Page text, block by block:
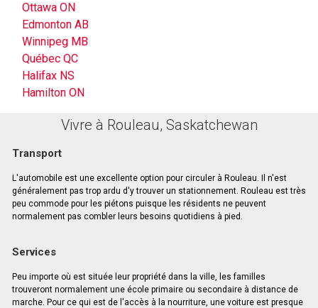
Ottawa ON
Edmonton AB
Winnipeg MB
Québec QC
Halifax NS
Hamilton ON
Vivre à Rouleau, Saskatchewan
Transport
L'automobile est une excellente option pour circuler à Rouleau. Il n'est
généralement pas trop ardu d'y trouver un stationnement. Rouleau est très
peu commode pour les piétons puisque les résidents ne peuvent
normalement pas combler leurs besoins quotidiens à pied.
Services
Peu importe où est située leur propriété dans la ville, les familles
trouveront normalement une école primaire ou secondaire à distance de
marche. Pour ce qui est de l'accès à la nourriture, une voiture est presque